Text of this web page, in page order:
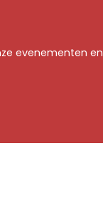
evenementen en